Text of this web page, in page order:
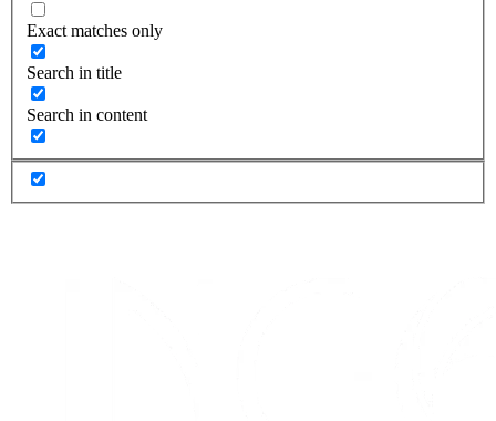
Exact matches only
Search in title
Search in content